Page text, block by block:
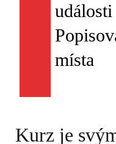
události
Kurz je